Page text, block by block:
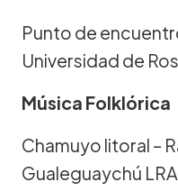
Punto de
Universidad de
Música Folklórica
Chamuyo litoral –
Gualeguaychú